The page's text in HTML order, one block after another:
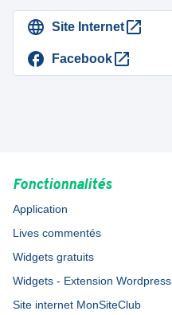
Site Internet
Facebook
Fonctionnalités
Application
Lives commentés
Widgets gratuits
Widgets - Extension Wordpress
Site internet MonSiteClub